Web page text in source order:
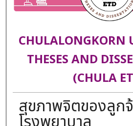
CHULALONGKORN
THESES AND
(CHULA
สุขภาพจิตของลูกจ้